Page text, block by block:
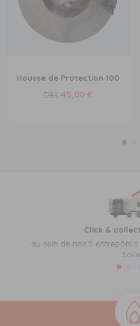
Housse de Protection 100
Dès 45,00 €
Click &
au sein de nos 5 entrepôts